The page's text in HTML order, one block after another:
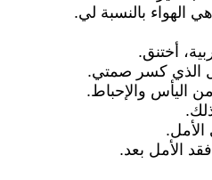
هي الهواء بالنسبة لي.
أختنق.
الذي كسر صمتي.
اليأس والإحباط.
الأمل.
الأمل بعد.